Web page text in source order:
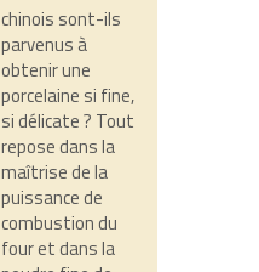
chinois sont-ils
parvenus à
obtenir une
porcelaine si fine,
si délicate ? Tout
repose dans la
maîtrise de la
puissance de
combustion du
four et dans la